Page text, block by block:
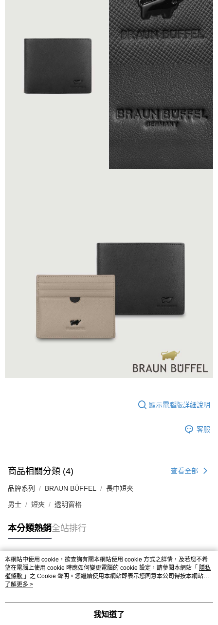
顯示電腦版詳細說明
客服
商品相關分類 (4) 查看全部
品牌系列 BRAUN BÜFFEL 長中短夾
男士 短夾 透明窗格
本分類熱銷全站排行
熱門標籤
本網站中使用 cookie，欲查詢有關本網站使用 cookie 方式之詳情，及若您不希
望在電腦上使用 cookie 時應如何變更電腦的 cookie 設定，請參閱本網站「 隱私
權條款 」之 Cookie 聲明。您繼續使用本網站即表示您同意本公司得按本網站使
用條款之 Cookie 聲明使用 cookie。
了解更多 >
我知道了